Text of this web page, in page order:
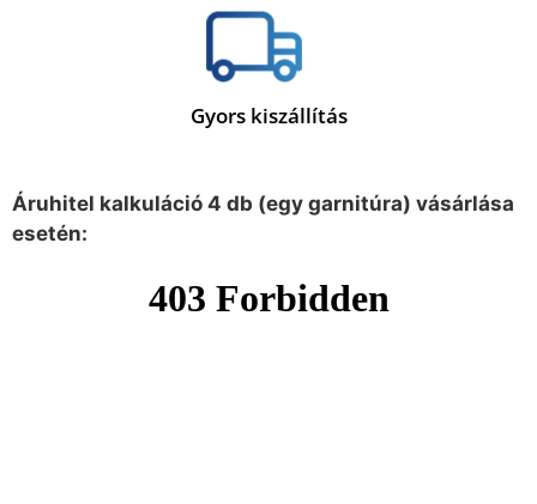
Gyors kiszállítás
Áruhitel kalkuláció 4 db (egy garnitúra) vásárlása
esetén: